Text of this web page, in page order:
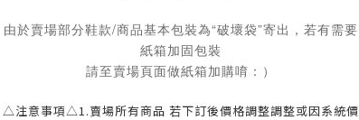
由於賣場部分鞋款/商品基本包裝為“破壞袋”寄出，若有需要
紙箱加固包裝
請至賣場頁面做紙箱加購唷：）
△注意事項△1.賣場所有商品 若下訂後價格調整調整或因系統價